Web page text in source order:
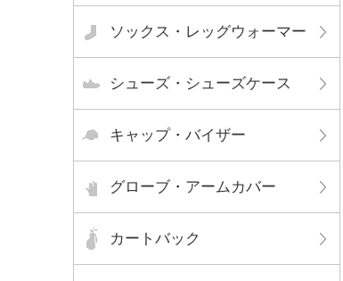
ソックス・レッグウォーマー
シューズ・シューズケース
キャップ・バイザー
グローブ・アームカバー
カートバック